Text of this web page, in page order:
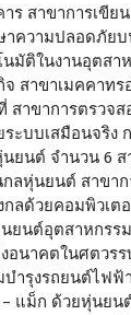
ร สาขาการเขีย
าความปลอดภัยบ
มัติในงานอุตสา
สาขาเมคคาทร
สาขาการตรวจส
ะบบเสมือนจริง
ยนต์ จำนวน 6 ส
ลหุ่นยนต์ สาขาก
กลด้วยคอมพิวเ
ยนต์อุตสาหกรร
นาคตในศตวรร
ำรุงรถยนต์ไฟฟ้
แม็ก ด้วยหุ่นยน